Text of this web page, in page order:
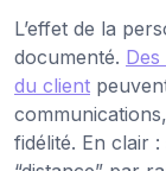
L’effet de la
documenté.
du client
fidélité. En clair